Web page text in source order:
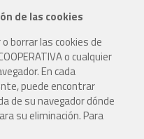
de las cookies
borrar las cookies de
o cualquier
En cada
puede encontrar
de su navegador dónde
su eliminación. Para